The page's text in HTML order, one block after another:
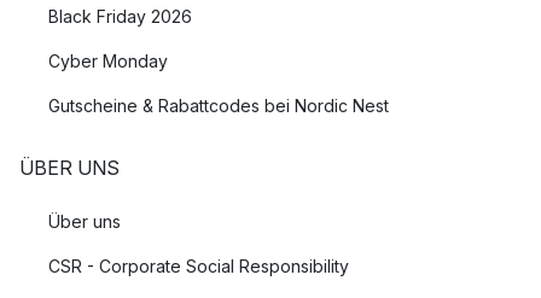
Black Friday 2026
Cyber Monday
Gutscheine & Rabattcodes bei Nordic Nest
ÜBER UNS
Über uns
CSR - Corporate Social Responsibility